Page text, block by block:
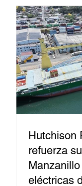
del papel que
difusión de la
un bien
personas
Hutchison
refuerza
eléctricas